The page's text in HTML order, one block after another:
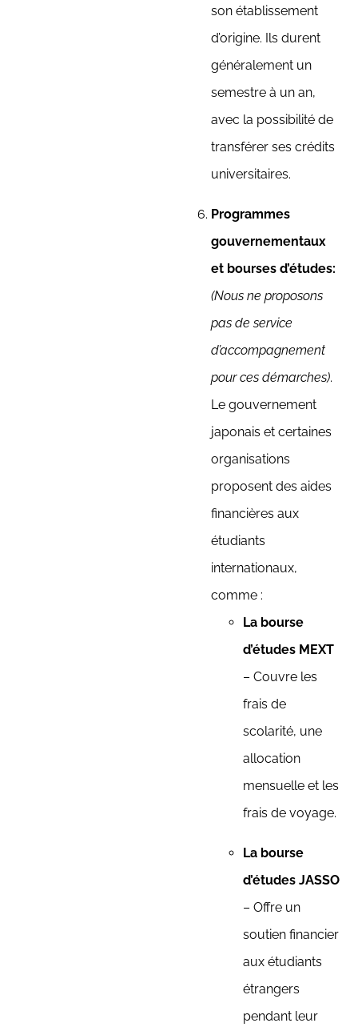
son établissement
d’origine. Ils durent
généralement un
semestre à un an,
avec la possibilité de
transférer ses crédits
universitaires.
Programmes
gouvernementaux
et bourses d’études:
(Nous ne proposons
pas de service
d’accompagnement
pour ces démarches).
Le gouvernement
japonais et certaines
organisations
proposent des aides
financières aux
étudiants
internationaux,
comme :
La bourse
d’études MEXT
– Couvre les
frais de
scolarité, une
allocation
mensuelle et les
frais de voyage.
La bourse
d’études JASSO
– Offre un
soutien financier
aux étudiants
étrangers
pendant leur